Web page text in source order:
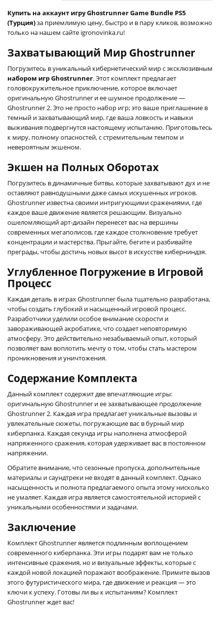
Купить на аккаунт игру Ghostrunner Game Bundle PS5
(Турция)за приемлимую цену, быстро и в пару кликов, возможно
только на нашем сайте igronovinka.ru!
Захватывающий Мир Ghostrunner
Погрузитесь в уникальный кибернетический мир с эксклюзивным
набором игр Ghostrunner. Этот комплект предлагает
головокружительное приключение, которое включает
оригинальную Ghostrunner и ее шумное продолжение —
Ghostrunner 2. Это не просто набор игр; это ваше приглашение в
темный и захватывающий мир, где ваша ловкость и навыки
выживания подвергнутся настоящему испытанию. Приготовьтесь
к миру, полному опасностей, с стремительным темпом и
невероятным экшеном.
Экшен на Полных Оборотах
Погрузитесь в динамичные битвы, которые захватывают дух и не
оставляют равнодушными даже самых искушенных игроков.
Ghostrunner известна своими интригующими сражениями, где
каждое ваше движение является решающим. Визуально
ошеломляющий арт-дизайн перенесет вас на вершины
современных мегаполисов, где каждое столкновение требует
концентрации и мастерства. Прыгайте, бегите и разбивайте
преграды, чтобы достичь новых высот в искусстве киберниндзя.
Углубленное Погружение в Игровой
Процесс
Каждая деталь в играх Ghostrunner была тщательно разработана,
чтобы создать глубокий и насыщенный игровой процесс.
Разработчики уделили особое внимание скорости и
завораживающей акробатике, что создает неповторимую
атмосферу. Это действительно незабываемый опыт, который
позволяет вам воплотить мечту о том, чтобы стать мастером
проникновения и уничтожения.
Содержание Комплекта
Данный комплект содержит две впечатляющие игры:
оригинальную Ghostrunner и ее захватывающее продолжение
Ghostrunner 2. Каждая игра предлагает уникальные вызовы и
увлекательные сюжеты, погружающие вас в бурный мир
киберпанка. Каждая секунда игры наполнена атмосферой
напряженного сражения, которая удерживает вас в постоянном
напряжении.
Обратите внимание, что сезонные пропуска, дополнительные
материалы и саундтреки не входят в данный комплект. Однако
насыщенность и полнота предлагаемого опыта этому нисколько
не умаляет. Каждая игра является самостоятельной историей с
уникальными особенностями и задачами.
Заключение
Комплект Ghostrunner является подлинным воплощением
современного киберпанка. Эти игры подарят вам не только
интенсивные сражения, но и визуальные эффекты, которые с
каждой новой локацией поражают воображение. Примите вызов
этого футуристического мира, где движение и реакция — это
ключи к успеху. Готовы ли вы к испытаниям? Комплект
Ghostrunner ждет вас!